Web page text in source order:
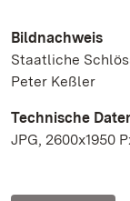
Bildnachweis
Staatliche
Peter Keßler
Technische
JPG, 2600x1950